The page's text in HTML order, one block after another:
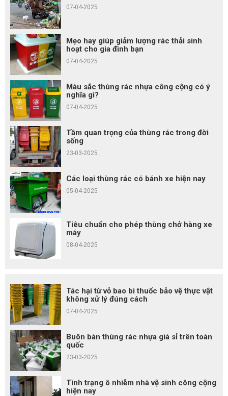
07-04-2025
Mẹo hay giúp giảm lượng rác thải sinh
hoạt cho gia đình bạn
07-04-2025
Màu sắc thùng rác nhựa công cộng có ý
nghĩa gì?
07-04-2025
Tầm quan trọng của thùng rác trong đời
sống
23-03-2025
Các loại thùng rác có bánh xe hiện nay
05-04-2025
Tiêu chuẩn cho phép thùng chở hàng xe
máy
08-04-2025
Tác hại từ vỏ bao bì thuốc bảo vệ thực vật
không xử lý đúng cách
07-04-2025
Buôn bán thùng rác nhựa giá sỉ trên toàn
quốc
23-03-2025
Tình trạng ô nhiễm nhà vệ sinh công cộng
hiện nay